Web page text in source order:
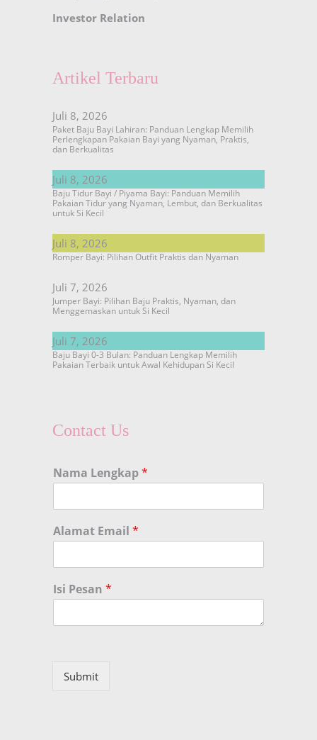
Investor Relation
Artikel Terbaru
Juli 8, 2026
Paket Baju Bayi Lahiran: Panduan Lengkap Memilih
Perlengkapan Pakaian Bayi yang Nyaman, Praktis,
dan Berkualitas
Juli 8, 2026
Baju Tidur Bayi / Piyama Bayi: Panduan Memilih
Pakaian Tidur yang Nyaman, Lembut, dan Berkualitas
untuk Si Kecil
Juli 8, 2026
Romper Bayi: Pilihan Outfit Praktis dan Nyaman
Juli 7, 2026
Jumper Bayi: Pilihan Baju Praktis, Nyaman, dan
Menggemaskan untuk Si Kecil
Juli 7, 2026
Baju Bayi 0-3 Bulan: Panduan Lengkap Memilih
Pakaian Terbaik untuk Awal Kehidupan Si Kecil
Contact Us
Nama Lengkap*
Alamat Email *
Isi Pesan *
Submit